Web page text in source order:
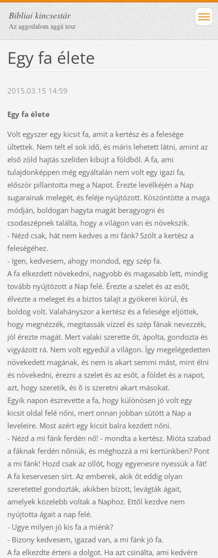
Bibliai kincsestár
Az aggodalom aggá tesz
Egy fa élete
2015.03.15 14:59
Egy fa élete
Volt egyszer egy kicsit fa, amit a kertész és a felesége
ültettek. Nem telt el sok idő, és máris lehetett látni, amint az
első zöld hajtás szelíden kibújt a földből. A fa, ami
tulajdonképpen még egyáltalán nem volt egy igazi fa,
először pillantotta meg a Napot. Érezte levélkéjén a Nap
sugarainak melegét, és feléje nyújtózott. Köszöntötte a maga
módján, boldogan hagyta magát beragyogni és
csodaszépnek találta, hogy a világon van és növekszik.
- Nézd csak, hát nem kedves a mi fánk? Szólt a kertész a
feleségéhez.
- Igen, kedvesem, ahogy mondod, egy szép fa.
A fa elkezdett növekedni, nagyobb és magasabb lett, mindig
tovább nyújtózott a Nap felé. Érezte a szelet és az esőt,
élvezte a meleget és a biztos talajt a gyökerei körül, és
boldog volt. Valahányszor a kertész és a felesége eljöttek,
hogy megnézzék, megitassák vízzel és szép fának nevezzék,
jól érezte magát. Mert valaki szerette őt, ápolta, gondozta és
vigyázott rá. Nem volt egyedül a világon. Így megelégedetten
növekedett magának, és nem is akart semmi mást, mint élni
és növekedni, érezni a szelet és az esőt, a földet és a napot,
azt, hogy szeretik, és õ is szeretni akart másokat.
Egyik napon észrevette a fa, hogy különösen jó volt egy
kicsit oldal felé nőni, mert onnan jobban sütött a Nap a
leveleire. Most azért egy kicsit balra kezdett nőni.
- Nézd a mi fánk ferdén nő! - mondta a kertész. Mióta szabad
a fáknak ferdén nőniük, és méghozzá a mi kertünkben? Pont
a mi fánk! Hozd csak az ollót, hogy egyenesre nyessük a fát!
A fa keservesen sírt. Az emberek, akik őt eddig olyan
szeretettel gondozták, akikben bízott, levágták ágait,
amelyek közelebb voltak a Naphoz. Ettől kezdve nem
nyújtotta ágait a nap felé.
- Ugye milyen jó kis fa a miénk?
- Bizony kedvesem, igazad van, a mi fánk jó fa.
A fa elkezdte érteni a dolgot. Ha azt csinálta, ami kedvére